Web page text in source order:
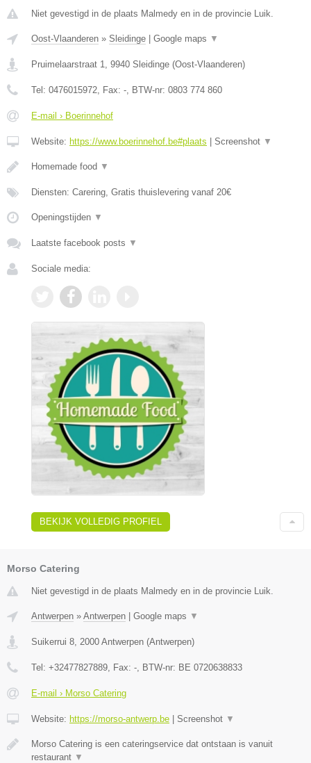
Niet gevestigd in de plaats Malmedy en in de provincie Luik.
Oost-Vlaanderen » Sleidinge | Google maps ▼
Pruimelaarstraat 1 9940 Sleidinge (Oost-Vlaanderen)
Tel: 0476015972 , Fax: - , BTW-nr: 0803 774 860
E-mail › Boerinnehof
Website: https://www.boerinnehof.be#plaats | Screenshot ▼
Homemade food ▼
Diensten: Carering, Gratis thuislevering vanaf 20€
Openingstijden ▼
Laatste facebook posts ▼
Sociale media:
BEKIJK VOLLEDIG PROFIEL
Morso Catering
Niet gevestigd in de plaats Malmedy en in de provincie Luik.
Antwerpen » Antwerpen | Google maps ▼
Suikerrui 8 2000 Antwerpen (Antwerpen)
Tel: +32477827889 , Fax: - , BTW-nr: BE 0720638833
E-mail › Morso Catering
Website: https://morso-antwerp.be | Screenshot ▼
Morso Catering is een cateringservice dat ontstaan is vanuit
restaurant ▼